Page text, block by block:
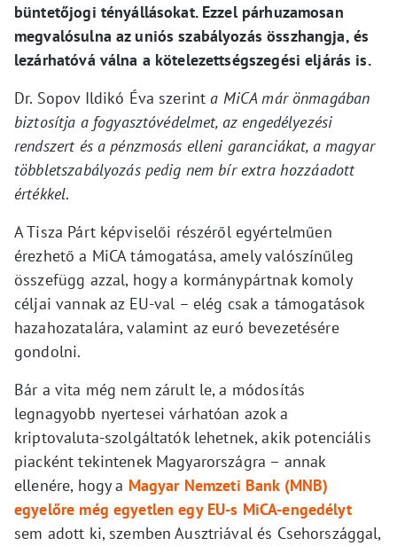
büntetőjogi tényállásokat. Ezzel párhuzamosan
megvalósulna az uniós szabályozás összhangja, és
lezárhatóvá válna a kötelezettségszegési eljárás is.
Dr. Sopov Ildikó Éva szerinta MiCA már önmagában
biztosítja a fogyasztóvédelmet, az engedélyezési
rendszert és a pénzmosás elleni garanciákat, a magyar
többletszabályozás pedig nem bír extra hozzáadott
értékkel.
A Tisza Párt képviselői részéről egyértelműen
érezhető a MiCA támogatása, amely valószínűleg
összefügg azzal, hogy a kormánypártnak komoly
céljai vannak az EU-val – elég csak a támogatások
hazahozatalára, valamint az euró bevezetésére
gondolni.
Bár a vita még nem zárult le, a módosítás
legnagyobb nyertesei várhatóan azok a
kriptovaluta-szolgáltatók lehetnek, akik potenciális
piacként tekintenek Magyarországra – annak
ellenére, hogy a Magyar Nemzeti Bank (MNB)
egyelőre még egyetlen egy EU-s MiCA-engedélyt
sem adott ki, szemben Ausztriával és Csehországgal,